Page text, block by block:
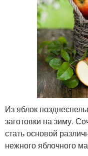
Из яблок
заготовки на зиму.
стать основой
нежного яблочного